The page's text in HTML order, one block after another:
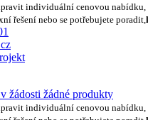
individuální cenovou nabídku,
řešení nebo se potřebujete poradit,
žádosti žádné produkty
individuální cenovou nabídku,